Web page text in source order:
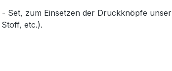
Set, zum Einsetzen der Druckknöpfe unser
etc.).